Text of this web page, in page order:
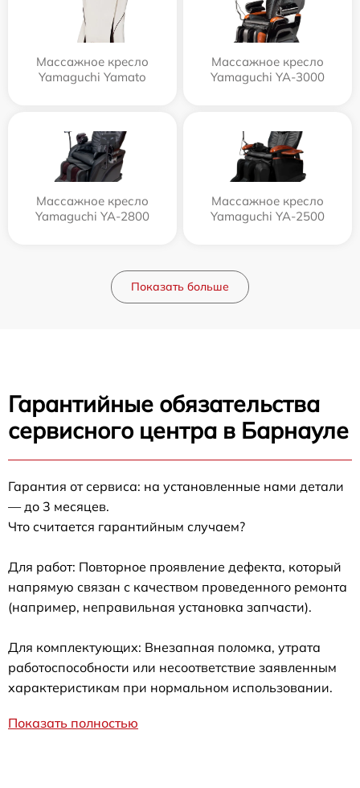
Массажное кресло
Yamaguchi Yamato
Массажное кресло
Yamaguchi YA-3000
Массажное кресло
Yamaguchi YA-2800
Массажное кресло
Yamaguchi YA-2500
Показать больше
Гарантийные обязательства
сервисного центра в Барнауле
Гарантия от сервиса: на установленные нами детали
— до 3 месяцев.
Что считается гарантийным случаем?
Для работ: Повторное проявление дефекта, который
напрямую связан с качеством проведенного ремонта
(например, неправильная установка запчасти).
Для комплектующих: Внезапная поломка, утрата
работоспособности или несоответствие заявленным
характеристикам при нормальном использовании.
Показать полностью